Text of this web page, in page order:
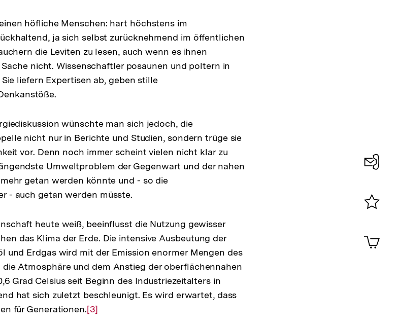
der
Fußnote
höfliche Menschen: hart höchstens im
ja sich selbst zurücknehmend im öffentlichen
die Leviten zu lesen, auch wenn es ihnen
nicht. Wissenschaftler posaunen und poltern in
liefern Expertisen ab, geben stille
wünschte man sich jedoch, die
nicht nur in Berichte und Studien, sondern trüge sie
vor. Denn noch immer scheint vielen nicht klar zu
Umweltproblem der Gegenwart und der nahen
getan werden könnte und - so die
- auch getan werden müsste.
heute weiß, beeinflusst die Nutzung gewisser
das Klima der Erde. Die intensive Ausbeutung der
und Erdgas wird mit der Emission enormer Mengen des
Atmosphäre und dem Anstieg der oberflächennahen
Grad Celsius seit Beginn des Industriezeitalters in
hat sich zuletzt beschleunigt. Es wird erwartet, dass
für Generationen.Zur
[3]